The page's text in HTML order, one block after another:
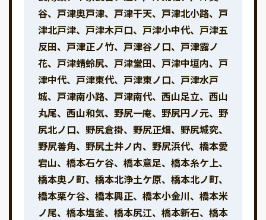
谷、戸津奥戸津、戸津干天、戸津北小路、戸
津北戸津、戸津木戸口、戸津小中代、戸津五
反田、戸津正ノ竹、戸津谷ノ口、戸津露ノ
花、戸津蜻蛉尻、戸津堂田、戸津中垣内、戸
津中代、戸津東代、戸津東ノ口、戸津水戸
城、戸津南小路、戸津南代、西山足立、西山
丸尾、西山和気、野尻一庵、野尻円ノ元、野
尻北ノ口、野尻倉掛、野尻正畑、野尻城究、
野尻善角、野尻土井ノ内、野尻浜代、橋本愛
宕山、橋本石ケ谷、橋本意足、橋本糸ケ上、
橋本奥ノ町、橋本北浄土ケ原、橋本北ノ町、
橋本栗ケ谷、橋本興正、橋本小金川、橋本米
ノ尾、橋本塩釜、橋本尻江、橋本新石、橋本